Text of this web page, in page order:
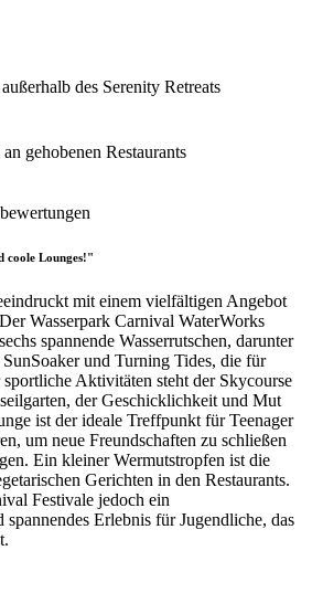
des Serenity Retreats
gehobenen Restaurants
coole Lounges!"
mit einem vielfältigen Angebot
Wasserpark Carnival WaterWorks
spannende Wasserrutschen, darunter
und Turning Tides, die für
Aktivitäten steht der Skycourse
der Geschicklichkeit und Mut
ist der ideale Treffpunkt für Teenager
um neue Freundschaften zu schließen
Ein kleiner Wermutstropfen ist die
Gerichten in den Restaurants.
Festivale jedoch ein
spannendes Erlebnis für Jugendliche, das